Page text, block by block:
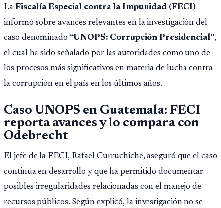
La Fiscalía Especial contra la Impunidad (FECI)
informó sobre avances relevantes en la investigación del
caso denominado “UNOPS: Corrupción Presidencial”,
el cual ha sido señalado por las autoridades como uno de
los procesos más significativos en materia de lucha contra
la corrupción en el país en los últimos años.
Caso UNOPS en Guatemala: FECI
reporta avances y lo compara con
Odebrecht
El jefe de la FECI, Rafael Curruchiche, aseguró que el caso
continúa en desarrollo y que ha permitido documentar
posibles irregularidades relacionadas con el manejo de
recursos públicos. Según explicó, la investigación no se